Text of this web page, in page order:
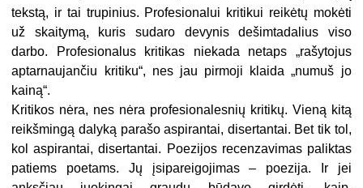
tekstą, ir tai trupinius. Profesionalui kritikui reikėtų mokėti
už skaitymą, kuris sudaro devynis dešimtadalius viso
darbo. Profesionalus kritikas niekada netaps „rašytojus
aptarnaujančiu kritiku“, nes jau pirmoji klaida „numuš jo
kainą“.
Kritikos nėra, nes nėra profesionalesnių kritikų. Vieną kitą
reikšmingą dalyką parašo aspirantai, disertantai. Bet tik tol,
kol aspirantai, disertantai. Poezijos recenzavimas paliktas
patiems poetams. Jų įsipareigojimas – poezija. Ir jei